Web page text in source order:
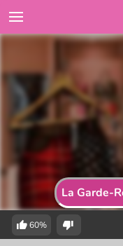
La Garde-
60%